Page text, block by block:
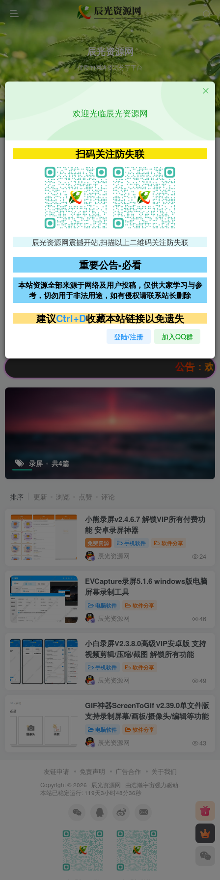
辰光资源网
优质的网络资源分享平台
VIP特权介绍 APP源码
VIP特权介绍
火
VIP特权介绍
影视源码
影视源码
免费领支付宝红包
腾讯轻量4核4G3M服务器38元/
阿里云2核2G200M服务器68元/
年
雨云高防免备案服务器
超低价文字广告位招租 超低价文字广告位招租
超低价文字广告位招租
公告：欢迎
录屏 共4篇
排序 更新 浏览 点赞 评论
小熊录屏v2.4.6.7 解锁VIP所有付费功
能 安卓录屏神器
免费资源 手机软件 软件分享
辰光资源网 24
EVCapture录屏5.1.6 windows版电脑
屏幕录制工具
电脑软件 软件分享
辰光资源网 46
小白录屏V2.3.8.0高级VIP安卓版 支持
视频剪辑/压缩/截图 解锁所有功能
手机软件 软件分享
辰光资源网 49
GIF神器ScreenToGif v2.39.0单文件版
支持录制屏幕/画板/摄像头/编辑等功能
电脑软件 软件分享
辰光资源网 43
友链申请 免责声明 广告合作 关于我们
Copyright © 2026 · 辰光资源网 · 由浩瀚宇宙强力驱动.
本站已稳定运行: 119天3小时48分37秒
欢迎光临辰光资源网
扫码关注防失联
辰光资源网震撼开站,扫描以上二维码关注防失联
重要公告-必看
本站资源全部来源于网络及用户投稿，仅供大家学习与参
考，切勿用于非法用途，如有侵权请联系站长删除
建议Ctrl+D收藏本站链接以免遗失
登陆/注册 加入QQ群